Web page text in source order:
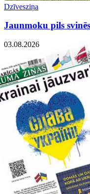
Dzīvesziņa
Jaunmoku pils
03.08.2026